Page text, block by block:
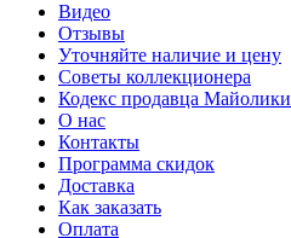
Видео
Отзывы
Уточняйте наличие и цену
Советы коллекционера
Кодекс продавца Майолики
О нас
Контакты
Программа скидок
Доставка
Как заказать
Оплата